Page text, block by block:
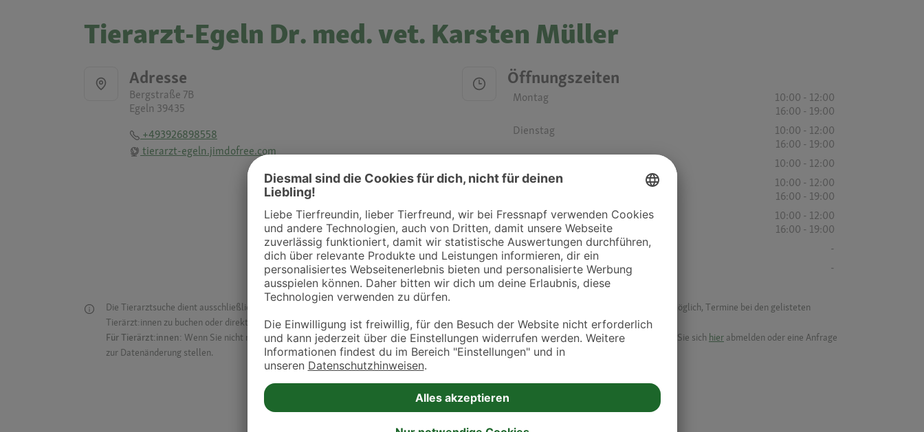
Tierarzt-Egeln Dr. med. vet. Karsten Müller
Adresse
Bergstraße 7B
Egeln 39435
+493926898558
tierarzt-egeln.jimdofree.com
Öffnungszeiten
Montag
10:00 - 12:00
16:00 - 19:00
Dienstag
10:00 - 12:00
16:00 - 19:00
10:00 - 12:00
Donnerstag
10:00 - 12:00
16:00 - 19:00
Freitag
10:00 - 12:00
16:00 - 19:00
Samstag
-
Sonntag
-
Die Tierarztsuche dient ausschließlich dazu, Tierarztpraxen und Kliniken in deiner Nähe übersichtlich anzuzeigen. Über Dr. Fressnapf ist es nicht möglich, Termine bei den gelisteten
Tierärzt:innen zu buchen oder direkt mit ihnen in Kontakt zu treten. Bitte wende dich hierfür direkt an die jeweilige Praxis oder Klinik.
Für Tierärzt:innen: Wenn Sie nicht mehr auf der Dr. Fressnapf Tierarztsuche als Praxis gelistet werden oder Ihre Daten ändern möchten, können Sie sich hier abmelden oder eine Anfrage
zur Datenänderung stellen.